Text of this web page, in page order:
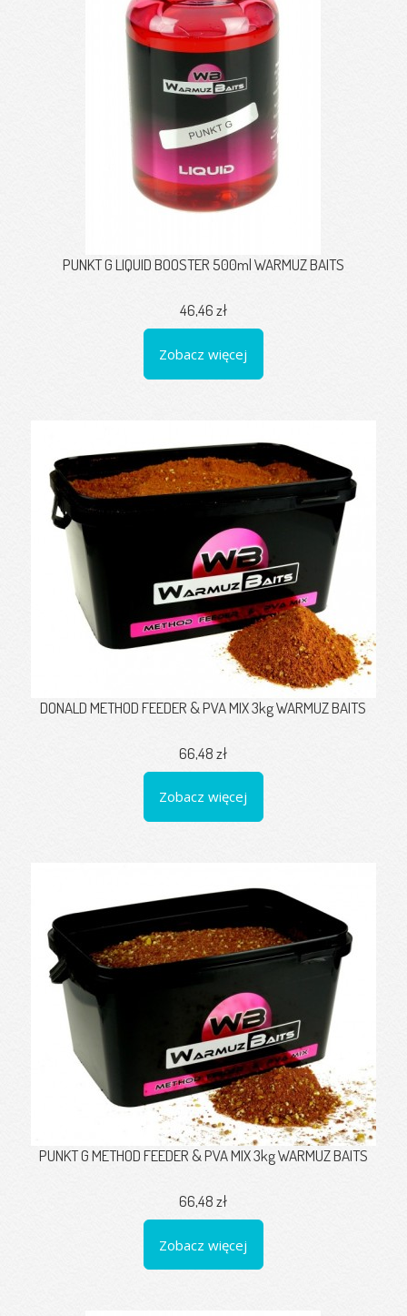
PUNKT G LIQUID BOOSTER 500ml WARMUZ BAITS
46,46 zł
Zobacz więcej
DONALD METHOD FEEDER & PVA MIX 3kg WARMUZ BAITS
66,48 zł
Zobacz więcej
PUNKT G METHOD FEEDER & PVA MIX 3kg WARMUZ BAITS
66,48 zł
Zobacz więcej